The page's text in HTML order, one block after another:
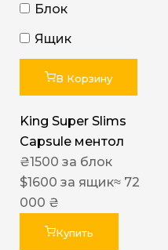
Блок
Ящик
В Корзину
King Super Slims
Capsule ментол
₴1500 за блок
$1600 за ящик≈ 72
000 ₴
Купить